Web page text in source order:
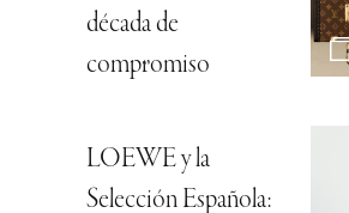
década de
compromiso
LOEWE y la
Selección Española: